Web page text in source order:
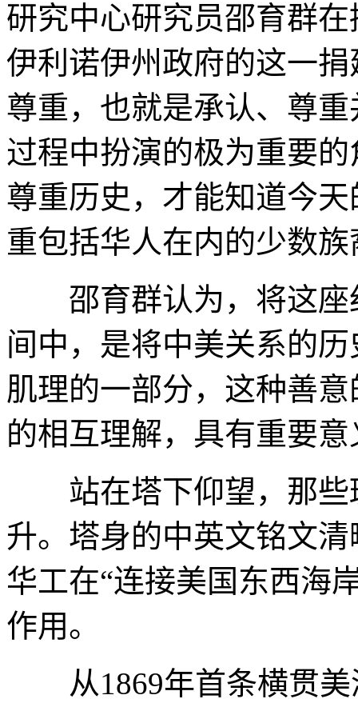
研究中心研究员邵育群在
伊利诺伊州政府的这一
尊重，也就是承认、尊
过程中扮演的极为重要
尊重历史，才能知道今
重包括华人在内的少数族
邵育群认为，将这座
间中，是将中美关系的
肌理的一部分，这种善
的相互理解，具有重要意
站在塔下仰望，那些
升。塔身的中英文铭文
华工在“连接美国东西海
作用。
从1869年首条横贯美